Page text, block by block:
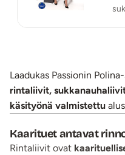
Laadukas Passionin
rintaliivit,
käsityönä valmistettu
Kaarituet antavat
Rintaliivit ovat